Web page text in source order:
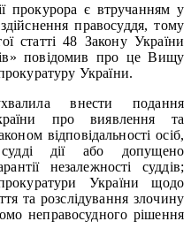
прокурора є втручанням у
правосуддя, тому
статті 48 Закону України
повідомив про це Вищу
України.
внести подання
про виявлення та
відповідальності осіб,
дії або допущено
незалежності суддів;
України щодо
та розслідування злочину
неправосудного рішення